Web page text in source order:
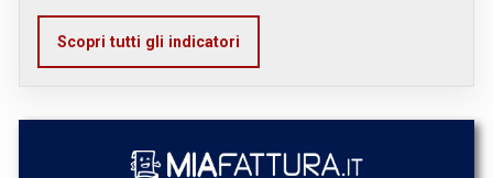
Scopri tutti gli indicatori